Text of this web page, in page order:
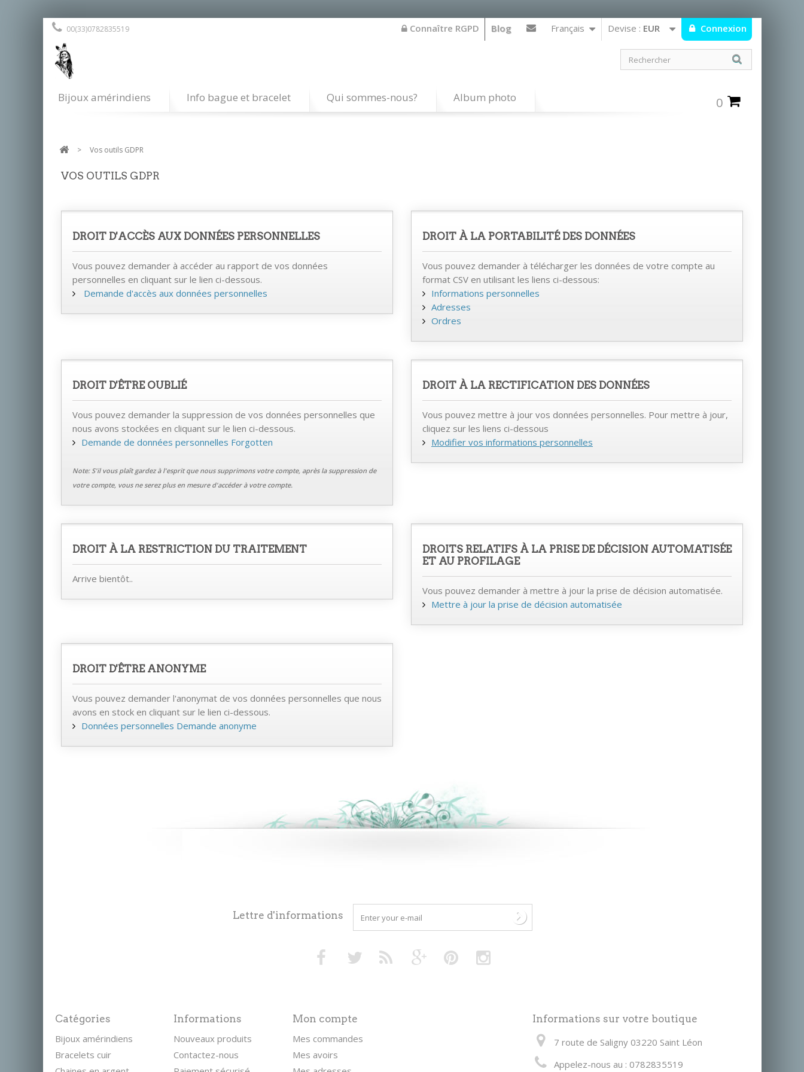
Connexion
Devise : EUR
Français
00(33)0782835519 Blog
Connaître RGPD
Bijoux amérindiens Info bague et bracelet Qui sommes-nous? Album photo 0
> Vos outils GDPR
VOS OUTILS GDPR
DROIT D'ACCÈS AUX DONNÉES PERSONNELLES
Vous pouvez demander à accéder au rapport de vos données
personnelles en cliquant sur le lien ci-dessous.
Demande d'accès aux données personnelles
DROIT À LA PORTABILITÉ DES DONNÉES
Vous pouvez demander à télécharger les données de votre compte au
format CSV en utilisant les liens ci-dessous:
Informations personnelles
Adresses
Ordres
DROIT D'ÊTRE OUBLIÉ
Vous pouvez demander la suppression de vos données personnelles que
nous avons stockées en cliquant sur le lien ci-dessous.
Demande de données personnelles Forgotten
Note: S'il vous plaît gardez à l'esprit que nous supprimons votre compte, après la suppression de
votre compte, vous ne serez plus en mesure d'accéder à votre compte.
DROIT À LA RECTIFICATION DES DONNÉES
Vous pouvez mettre à jour vos données personnelles. Pour mettre à jour,
cliquez sur les liens ci-dessous
Modifier vos informations personnelles
DROIT À LA RESTRICTION DU TRAITEMENT
Arrive bientôt..
DROITS RELATIFS À LA PRISE DE DÉCISION AUTOMATISÉE
ET AU PROFILAGE
Vous pouvez demander à mettre à jour la prise de décision automatisée.
Mettre à jour la prise de décision automatisée
DROIT D'ÊTRE ANONYME
Vous pouvez demander l'anonymat de vos données personnelles que nous
avons en stock en cliquant sur le lien ci-dessous.
Données personnelles Demande anonyme
Lettre d'informations
Catégories
Bijoux amérindiens
Bracelets cuir
Informations
Nouveaux produits
Contactez-nous
Mon compte
Mes commandes
Mes avoirs
Informations sur votre boutique
7 route de Saligny 03220 Saint Léon
Appelez-nous au : 0782835519